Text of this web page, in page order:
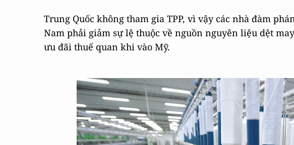
Trung Quốc không tham gia TPP, vì vậy các nhà đàm
Nam phải giảm sự lệ thuộc về nguồn nguyên liệu dệt
ưu đãi thuế quan khi vào Mỹ.